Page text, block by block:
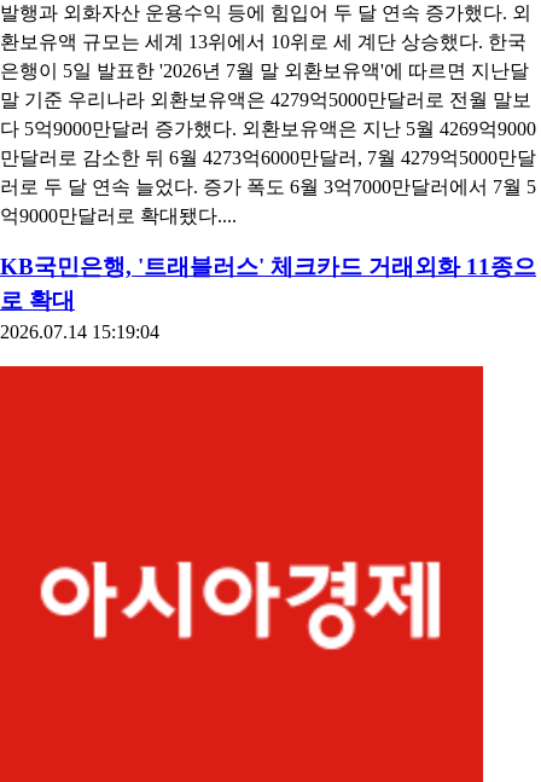
발행과 외화자산 운용수익 등에 힘입어 두 달 연속 증가했다. 외
환보유액 규모는 세계 13위에서 10위로 세 계단 상승했다. 한국
은행이 5일 발표한 '2026년 7월 말 외환보유액'에 따르면 지난달
말 기준 우리나라 외환보유액은 4279억5000만달러로 전월 말보
다 5억9000만달러 증가했다. 외환보유액은 지난 5월 4269억9000
만달러로 감소한 뒤 6월 4273억6000만달러, 7월 4279억5000만달
러로 두 달 연속 늘었다. 증가 폭도 6월 3억7000만달러에서 7월 5
억9000만달러로 확대됐다....
KB국민은행, '트래블러스' 체크카드 거래외화 11종으
로 확대
2026.07.14 15:19:04